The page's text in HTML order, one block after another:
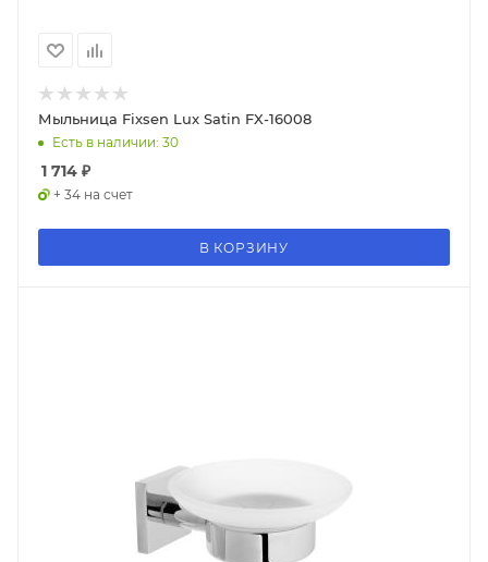
Мыльница Fixsen Lux Satin FX-16008
Есть в наличии: 30
1 714 ₽
+ 34 на счет
В КОРЗИНУ